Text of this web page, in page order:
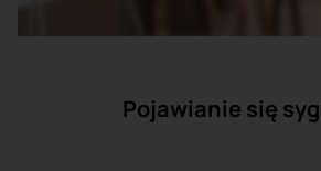
Pojawianie się